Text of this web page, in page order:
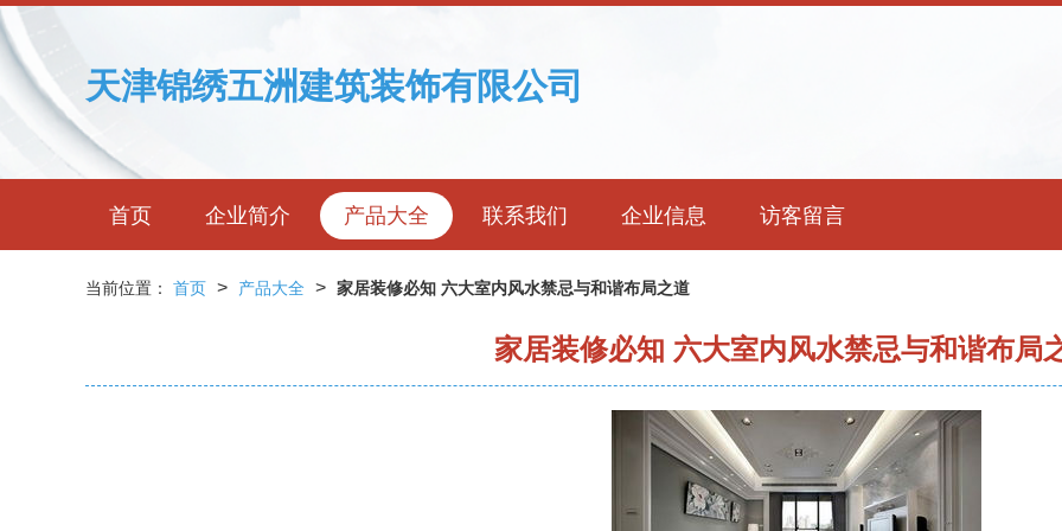
天津锦绣五洲建筑装饰有限公司
首页 企业简介 产品大全 联系我们 企业信息 访客留言
当前位置： 首页 > 产品大全 > 家居装修必知 六大室内风水禁忌与和谐布局之道
家居装修必知 六大室内风水禁忌与和谐布局